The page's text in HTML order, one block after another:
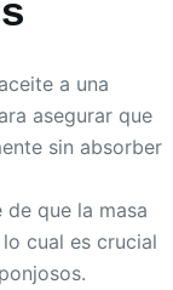
a una
asegurar que
sin absorber
de que la masa
cual es crucial